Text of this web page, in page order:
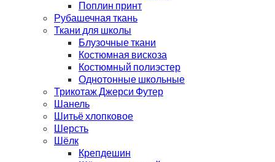
Поплин принт
Рубашечная ткань
Ткани для школы
Блузочные ткани
Костюмная вискоза
Костюмный полиэстер
Однотонные школьные
Трикотаж Джерси Футер
Шанель
Шитьё хлопковое
Шерсть
Шёлк
Крепдешин